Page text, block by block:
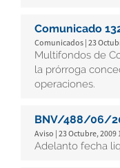
Comunicado
Comunicados | 23
Multifondos de
la prórroga
operaciones.
BNV/488/06/
Aviso | 23 Octubre, 2009
Adelanto fecha